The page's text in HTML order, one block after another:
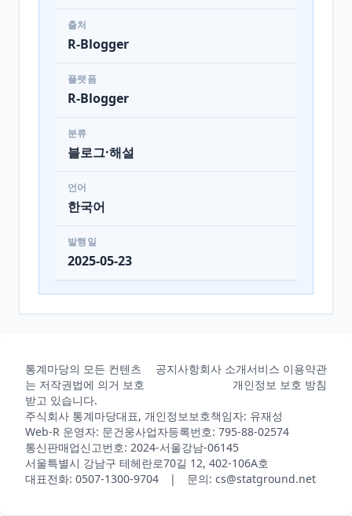
출처
R-Blogger
플랫폼
R-Blogger
분류
블로그·해설
언어
한국어
발행일
2025-05-23
통계마당의 모든 컨텐츠
는 저작권법에 의거 보호
받고 있습니다.
공지사항회사 소개서비스 이용약관
개인정보 보호 방침
주식회사 통계마당대표, 개인정보보호책임자: 유재성
Web-R 운영자: 문건웅사업자등록번호: 795-88-02574
통신판매업신고번호: 2024-서울강남-06145
서울특별시 강남구 테헤란로70길 12, 402-106A호
대표전화: 0507-1300-9704 | 문의: cs@statground.net